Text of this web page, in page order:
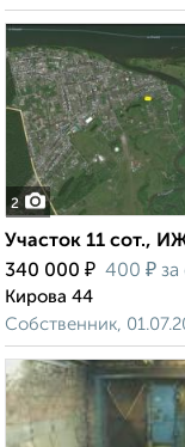
2
Участок 11 сот.,
340 000 ₽ 400 ₽ за
Кирова 44
Собственник,